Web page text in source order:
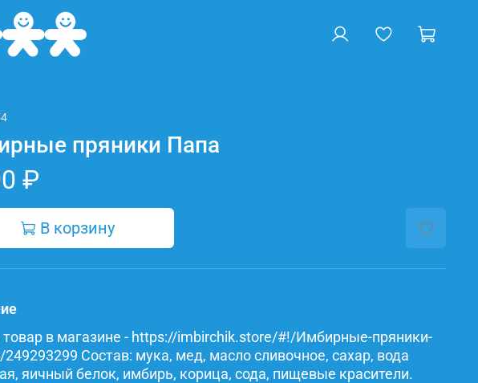
пряники Папа
₽
В корзину
товар в магазине - https://imbirchik.store/#!/Имбирные-пряники-
Состав: мука, мед, масло сливочное, сахар, вода
яичный белок, имбирь, корица, сода, пищевые красители.